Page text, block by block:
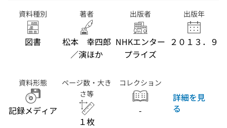
資料種別
図書
著者
松本 幸四郎
／演ほか
出版者
NHKエンター
プライズ
出版年
２０１３．９
資料形態
記録メディア
ページ数・大き
さ等
１枚
コレクション
-
詳細を見
る